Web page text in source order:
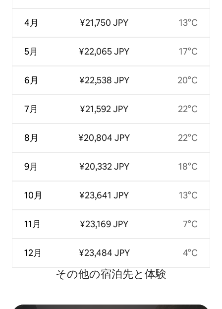
4月
5月
6月
7月
8月
9月
10月
11月
12月
¥21,750 JPY
¥22,065 JPY
¥22,538 JPY
¥21,592 JPY
¥20,804 JPY
¥20,332 JPY
¥23,641 JPY
¥23,169 JPY
¥23,484 JPY
13°C
17°C
20°C
22°C
22°C
18°C
13°C
7°C
4°C
その他の宿⁠泊⁠先と体⁠験